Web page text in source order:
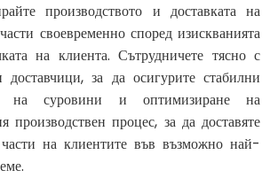
производството и доставката на
своевременно според изискванията
на клиента. Сътрудничете тясно с
доставчици, за да осигурите стабилни
на суровини и оптимизиране на
производствен процес, за да доставяте
на клиентите във възможно най-